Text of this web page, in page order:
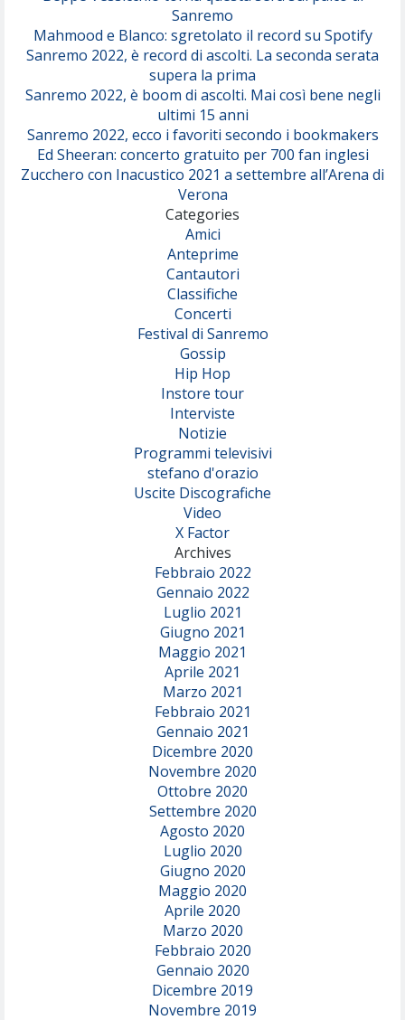
Sanremo
Mahmood e Blanco: sgretolato il record su Spotify
Sanremo 2022, è record di ascolti. La seconda serata
supera la prima
Sanremo 2022, è boom di ascolti. Mai così bene negli
ultimi 15 anni
Sanremo 2022, ecco i favoriti secondo i bookmakers
Ed Sheeran: concerto gratuito per 700 fan inglesi
Zucchero con Inacustico 2021 a settembre all’Arena di
Verona
Categories
Amici
Anteprime
Cantautori
Classifiche
Concerti
Festival di Sanremo
Gossip
Hip Hop
Instore tour
Interviste
Notizie
Programmi televisivi
stefano d'orazio
Uscite Discografiche
Video
X Factor
Archives
Febbraio 2022
Gennaio 2022
Luglio 2021
Giugno 2021
Maggio 2021
Aprile 2021
Marzo 2021
Febbraio 2021
Gennaio 2021
Dicembre 2020
Novembre 2020
Ottobre 2020
Settembre 2020
Agosto 2020
Luglio 2020
Giugno 2020
Maggio 2020
Aprile 2020
Marzo 2020
Febbraio 2020
Gennaio 2020
Dicembre 2019
Novembre 2019